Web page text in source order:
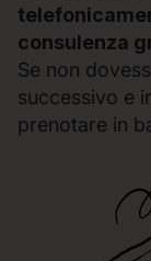
consulenza
Se non
successivo e
prenotare in